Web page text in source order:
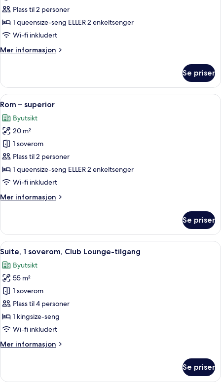
–
superior
(Acropolis
Plass til 2 personer
1 queensize-seng ELLER 2 enkeltsenger
Wi-fi inkludert
Mer informasjon
Mer
–
superior
(Acropolis
Se priser
Åpne
alle
bildene
av
Rom
–
superior
Dundyner, safe på rommet,
15
Rom – superior
Byutsikt
20 m²
1 soverom
Plass til 2 personer
1 queensize-seng ELLER 2 enkeltsenger
Wi-fi inkludert
Mer informasjon
Mer
–
superior
Se priser
Åpne
alle
bildene
av
Suite,
1
soverom,
Club
tilgang
Dundyner, safe på rommet,
26
Suite, 1 soverom, Club Lounge-tilgang
Byutsikt
55 m²
1 soverom
Plass til 4 personer
1 kingsize-seng
Wi-fi inkludert
Mer informasjon
Mer
1
Se priser